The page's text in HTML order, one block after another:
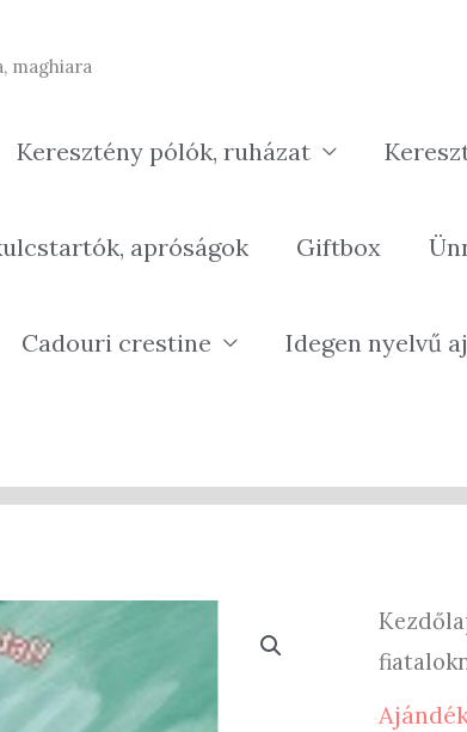
maghiara
Keresztény pólók, ruházat
apróságok Giftbox
Cadouri crestine Idegen nyelvű